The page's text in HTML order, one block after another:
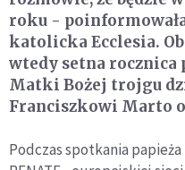
roku -
katolicka Ecclesia.
wtedy setna rocznica
Matki Bożej trojgu
Franciszkowi Marto
Podczas spotkania